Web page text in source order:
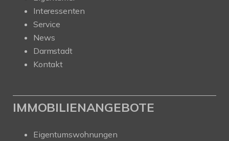
Interessenten
Service
News
Darmstadt
Kontakt
IMMOBILIENANGEBOTE
Eigentumswohnungen